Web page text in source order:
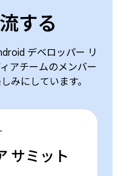
する
デベロッパー リ
アチームのメンバー
みにしています。
サミット